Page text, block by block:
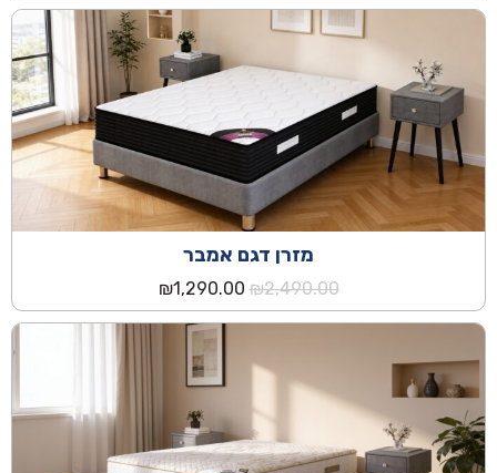
היה:
₪2,890.00.
הוא:
₪1,290.00.
מזרן דגם אמבר
₪2,490.00
המחיר
המקורי
היה:
₪2,490.00.
₪1,290.00
הנוכחי
הוא:
₪1,290.00.